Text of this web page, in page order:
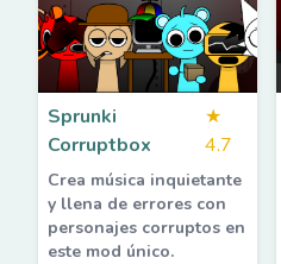
Sprunki
Corruptbox
★
4.7
Crea música inquietante
y llena de errores con
personajes corruptos en
este mod único.